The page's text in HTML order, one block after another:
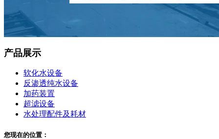
产品展示
软化水设备
反渗透纯水设备
加药装置
超滤设备
水处理配件及耗材
您现在的位置：